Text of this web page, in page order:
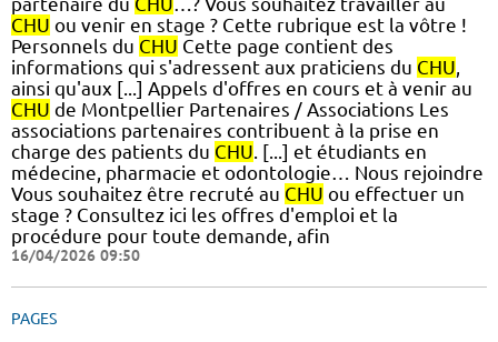
CHU ou venir en stage ? Cette rubrique est la vôtre !
Personnels du CHU Cette page contient des
informations qui s'adressent aux praticiens du CHU,
ainsi qu'aux [...] Appels d'offres en cours et à venir au
CHU de Montpellier Partenaires / Associations Les
associations partenaires contribuent à la prise en
charge des patients du CHU. [...] et étudiants en
médecine, pharmacie et odontologie… Nous rejoindre
Vous souhaitez être recruté au CHU ou effectuer un
stage ? Consultez ici les offres d'emploi et la
procédure pour toute demande, afin
16/04/2026 09:50
PAGES